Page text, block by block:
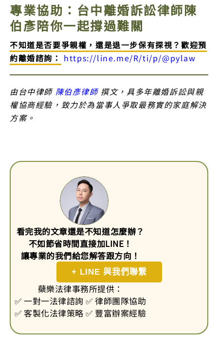
專業協助：台中離婚訴訟律師陳
伯彥陪你一起撐過難關
不知道是否要爭親權，還是退一步保有探視？歡迎預
約離婚諮詢： https://line.me/R/ti/p/@pylaw
由台中律師 陳伯彥律師撰文，具多年離婚訴訟與親
權協商經驗，致力於為當事人爭取最務實的家庭解決
方案。
看完我的文章還是不知道怎麼辦？
不如節省時間直接加LINE！
讓專業的我們給您解答跟方向！
+ LINE 與我們聯繫
蘗樂法律事務所提供：
✅ 一對一法律諮詢 ✅ 律師團隊協助
✅ 客製化法律策略 ✅ 豐富辦案經驗